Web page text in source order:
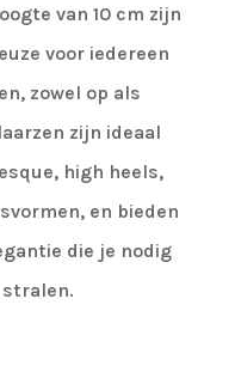
van 10 cm zijn
voor iedereen
zowel op als
zijn ideaal
high heels,
en bieden
die je nodig